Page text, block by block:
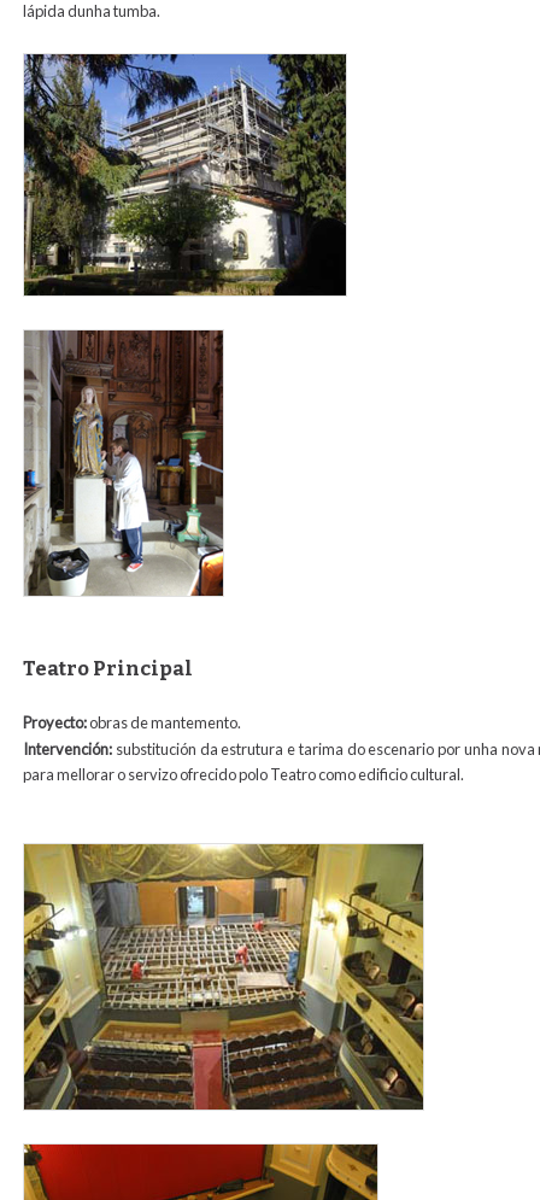
lápida dunha tumba.
capela_rosario.jpg
virgen_o_para_web.jpg
Teatro Principal
Proyecto:obras de mantemento.
Intervención: substitución da estrutura e tarima do escenario por unha
para mellorar o servizo ofrecido polo Teatro como edificio cultural.
dsc_0147.jpg
obras_tetaro_principal_2011.jpg